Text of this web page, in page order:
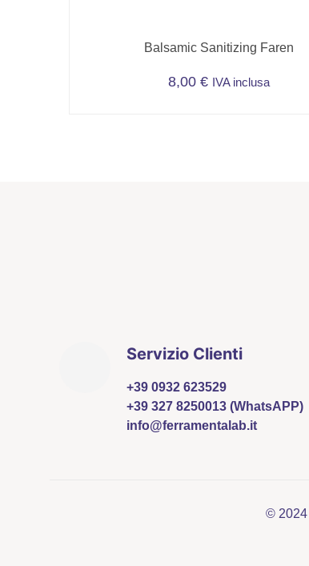
Balsamic Sanitizing Faren
8,00 € IVA inclusa
Servizio Clienti
+39 0932 623529
+39 327 8250013 (WhatsAPP)
info@ferramentalab.it
© 2024